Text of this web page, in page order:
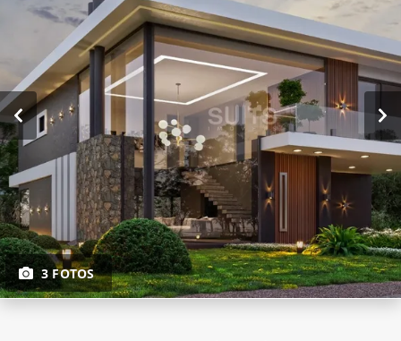
3 FOTOS